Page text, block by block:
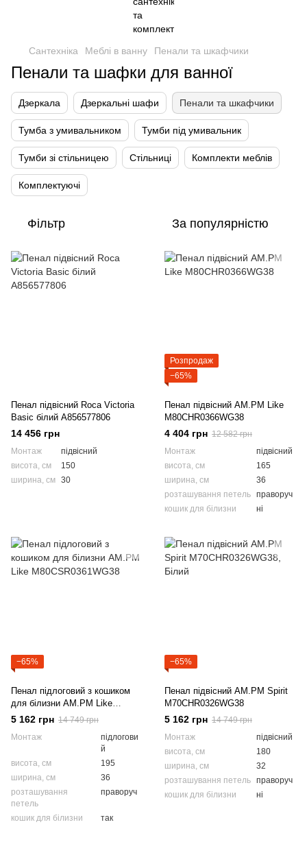
Сантехніка Меблі в ванну Пенали та шкафчики
Пенали та шафки для ванної
Дзеркала Дзеркальні шафи Пенали та шкафчики
Тумба з умивальником Тумби під умивальник
Тумби зі стільницею Стільниці Комплекти меблів
Комплектуючі
Фільтр За популярністю
Пенал підвісний Roca Victoria
Basic білий A856577806
14 456 грн
Монтаж
підвісний
висота, см
150
ширина, см 30
Розпродаж
−65%
Пенал підвісний AM.PM Like
M80CHR0366WG38
4 404 грн 12 582 грн
Монтаж
підвісний
висота, см
165
ширина, см
36
розташування петель праворуч
кошик для білизни
ні
−65%
Пенал підлоговий з кошиком
для білизни AM.PM Like
M80CSR0361WG38
5 162 грн 14 749 грн
Монтаж
підлогови
й
висота, см
195
ширина, см
36
розташування
петель
праворуч
кошик для білизни так
−65%
Пенал підвісний AM.PM Spirit
M70CHR0326WG38
5 162 грн 14 749 грн
Монтаж
підвісний
висота, см
180
ширина, см
32
розташування петель праворуч
кошик для білизни
ні